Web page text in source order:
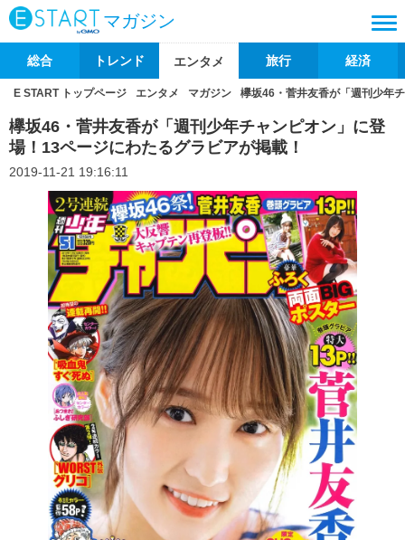
マガジン
総合 トレンド エンタメ 旅行 経済
E START トップページ エンタメ マガジン 欅坂46・菅井友香が「週刊少年
欅坂46・菅井友香が「週刊少年チャンピオン」に登
場！13ページにわたるグラビアが掲載！
2019-11-21 19:16:11